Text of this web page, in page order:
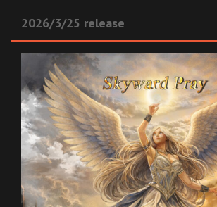
2026/3/25 release